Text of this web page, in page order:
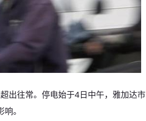
出往常。停电始于4日中午，雅加达市
。